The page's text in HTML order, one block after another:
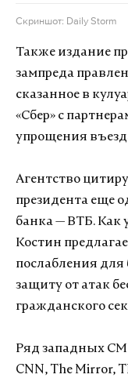
Скриншот: Daily Storm
Также издание
зампреда
сказанное в
«Сбер» с
упрощения
Агентство
президента еще
банка — ВТБ. Как
Костин
послабления
защиту от атак
гражданского
Ряд западных
CNN, The Mirror,